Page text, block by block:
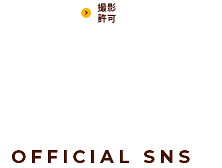
撮影
許可
OFFICIAL SNS